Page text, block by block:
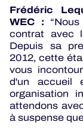
Frédéric
WEC :
contrat avec
Depuis sa
2012, cette
vous
d'un accueil
organisation
attendons
à suspense